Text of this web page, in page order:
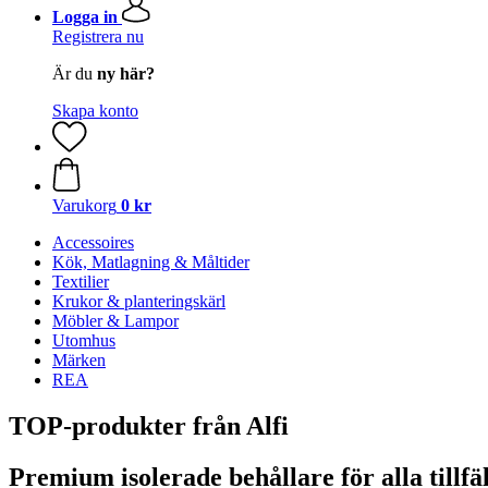
Logga in
Registrera nu
Är du ny här?
Skapa konto
Varukorg 0 kr
Accessoires
Kök, Matlagning & Måltider
Textilier
Krukor & planteringskärl
Möbler & Lampor
Utomhus
Märken
REA
TOP-produkter från Alfi
Premium isolerade behållare för alla